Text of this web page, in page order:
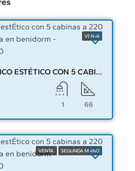
VENTA
CENTRO MÉDICO ESTÉTICO CON 5 CABINAS A 220 METROS DE LA PLAYA EN BENIDORM – 05479
1 66
VENTA SEGUNDA MANO